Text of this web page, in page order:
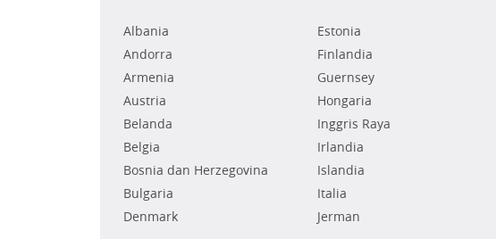
Albania
Andorra
Armenia
Austria
Belanda
Belgia
Bosnia dan Herzegovina
Bulgaria
Denmark
Estonia
Finlandia
Guernsey
Hongaria
Inggris Raya
Irlandia
Islandia
Italia
Jerman